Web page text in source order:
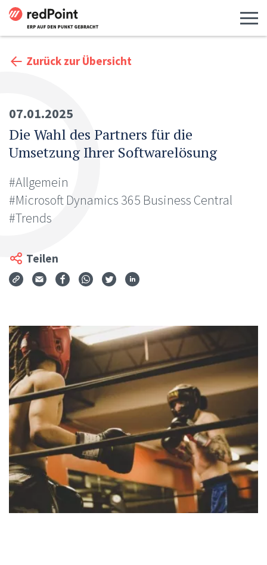
Zurück zur Übersicht
07.01.2025
Die Wahl des Partners für die
Umsetzung Ihrer Softwarelösung
#Allgemein
#Microsoft Dynamics 365 Business Central
#Trends
Teilen
Via Mail teilen
Auf Facebook teilen
Auf WhatsApp teilen
Auf Twitter teilen
Auf LinkedIn teilen